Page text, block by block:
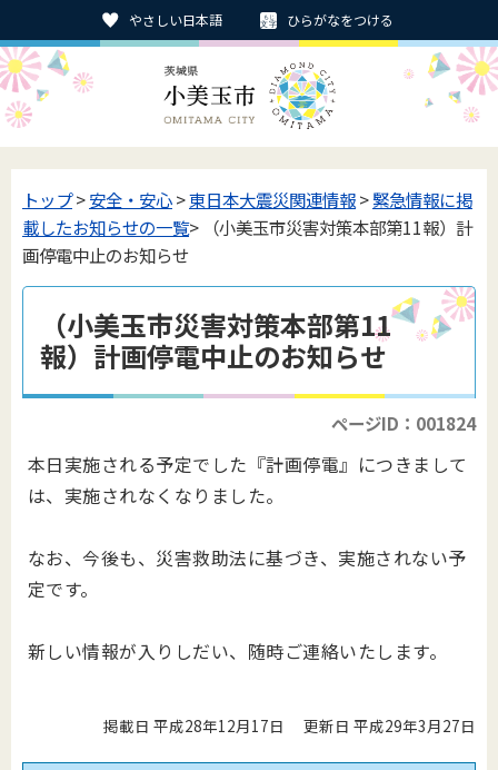
やさしい日本語 ひらがなをつける
トップ>安全・安心>東日本大震災関連情報>緊急情報に掲
載したお知らせの一覧> （小美玉市災害対策本部第11報）計
画停電中止のお知らせ
（小美玉市災害対策本部第11
報）計画停電中止のお知らせ
ページID：001824
本日実施される予定でした『計画停電』につきまして
は、実施されなくなりました。
なお、今後も、災害救助法に基づき、実施されない予
定です。
新しい情報が入りしだい、随時ご連絡いたします。
掲載日 平成28年12月17日 更新日 平成29年3月27日